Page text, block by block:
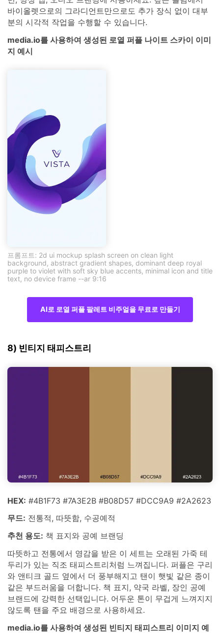
바이올렛으로의 그라디언트만으로도 추가 장식 없이 대부
분의 시각적 작업을 수행할 수 있습니다.
media.io를 사용하여 생성된 로열 퍼플 나이트 스카이 이미
지 예시
프롬프트: 2d ui mockup splash screen on clean light
background, abstract gradient shapes, dominant deep royal
purple to violet with soft sky blue accents, minimal icon and title
text, no device frame --ar 9:16
AI로 로열 퍼플 팔레트 비주얼을 무료로 만들기
8) 빈티지 태피스트리
HEX: #4B1F73 #7A3E2B #B08D57 #DCC9A9 #2A2623
무드: 전통적, 따뜻함, 수공예적
추천 용도: 책 표지와 공예 브랜딩
따뜻하고 전통에서 영감을 받은 이 세트는 오래된 가죽 테
두리가 있는 직조 태피스트리처럼 느껴집니다. 퍼플은 구리
와 앤티크 골드 옆에서 더 풍부해지고 탠이 햇빛 같은 종이
같은 부드러움을 더합니다. 책 표지, 약국 라벨, 장인 공예
브랜드에 강력한 선택입니다. 어두운 톤이 무겁게 느껴지지
않도록 탠을 주요 배경으로 사용하세요.
media.io를 사용하여 생성된 빈티지 태피스트리 이미지 예